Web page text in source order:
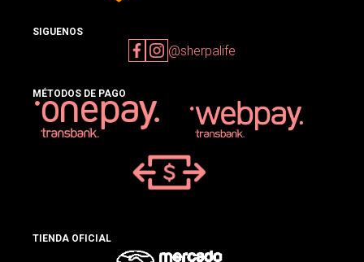
SIGUENOS
@sherpalife
MÉTODOS DE PAGO
TIENDA OFICIAL